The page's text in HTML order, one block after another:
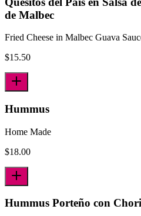
de Malbec
Fried Cheese in Malbec Guava
$15.50
Hummus
Home Made
$18.00
Hummus Porteño con